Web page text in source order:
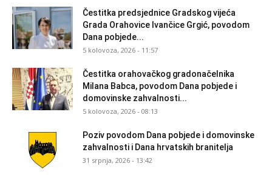
Čestitka predsjednice Gradskog vijeća
Grada Orahovice Ivančice Grgić, povodom
Dana pobjede...
5 kolovoza, 2026 - 11:57
Čestitka orahovačkog gradonačelnika
Milana Babca, povodom Dana pobjede i
domovinske zahvalnosti...
5 kolovoza, 2026 - 08:13
Poziv povodom Dana pobjede i domovinske
zahvalnosti i Dana hrvatskih branitelja
31 srpnja, 2026 - 13:42